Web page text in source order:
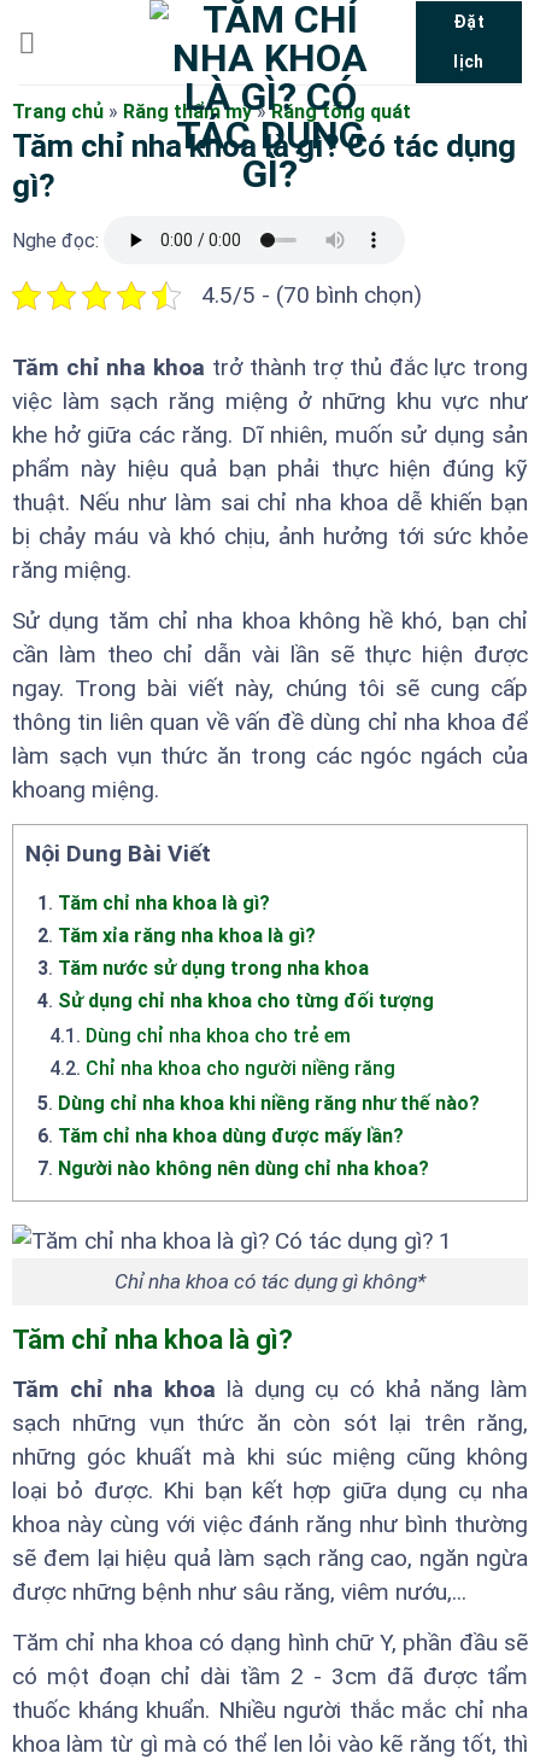
dung
Đặt
lịch
Trang chủ » Răng thẩm mỹ»Răng tổng quát
Tăm chỉ nha khoa là gì? Có tác dụng
gì?
Nghe đọc:
4.5/5 - (70 bình chọn)
Tăm chỉ nha khoa trở thành trợ thủ đắc lực trong
việc làm sạch răng miệng ở những khu vực như
khe hở giữa các răng. Dĩ nhiên, muốn sử dụng sản
phẩm này hiệu quả bạn phải thực hiện đúng kỹ
thuật. Nếu như làm sai chỉ nha khoa dễ khiến bạn
bị chảy máu và khó chịu, ảnh hưởng tới sức khỏe
răng miệng.
Sử dụng tăm chỉ nha khoa không hề khó, bạn chỉ
cần làm theo chỉ dẫn vài lần sẽ thực hiện được
ngay. Trong bài viết này, chúng tôi sẽ cung cấp
thông tin liên quan về vấn đề dùng chỉ nha khoa để
làm sạch vụn thức ăn trong các ngóc ngách của
khoang miệng.
Nội Dung Bài Viết
1. Tăm chỉ nha khoa là gì?
2. Tăm xỉa răng nha khoa là gì?
3. Tăm nước sử dụng trong nha khoa
4. Sử dụng chỉ nha khoa cho từng đối tượng
4.1 . Dùng chỉ nha khoa cho trẻ em
4.2. Chỉ nha khoa cho người niềng răng
5. Dùng chỉ nha khoa khi niềng răng như thế nào?
6. Tăm chỉ nha khoa dùng được mấy lần?
7. Người nào không nên dùng chỉ nha khoa?
Chỉ nha khoa có tác dụng gì không*
Tăm chỉ nha khoa là gì?
Tăm chỉ nha khoa là dụng cụ có khả năng làm
sạch những vụn thức ăn còn sót lại trên răng,
những góc khuất mà khi súc miệng cũng không
loại bỏ được. Khi bạn kết hợp giữa dụng cụ nha
khoa này cùng với việc đánh răng như bình thường
sẽ đem lại hiệu quả làm sạch răng cao, ngăn ngừa
được những bệnh như sâu răng, viêm nướu,...
Tăm chỉ nha khoa có dạng hình chữ Y, phần đầu sẽ
có một đoạn chỉ dài tầm 2 - 3cm đã được tẩm
thuốc kháng khuẩn. Nhiều người thắc mắc chỉ nha
khoa làm từ gì mà có thể len lỏi vào kẽ răng tốt, thì